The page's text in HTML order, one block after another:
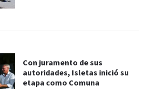
Con juramento de sus
autoridades, Isletas inició su
etapa como Comuna